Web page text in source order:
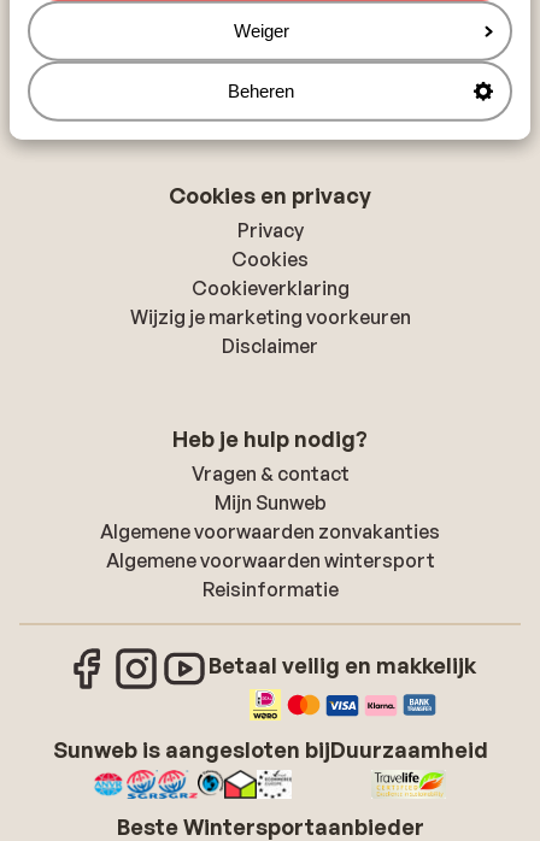
Weiger
Beheren
Vacatures
Toegankelijkheidsverklaring
Cookies en privacy
Privacy
Cookies
Cookieverklaring
Wijzig je marketing voorkeuren
Disclaimer
Heb je hulp nodig?
Vragen & contact
Mijn Sunweb
Algemene voorwaarden zonvakanties
Algemene voorwaarden wintersport
Reisinformatie
Betaal veilig en makkelijk
Sunweb is aangesloten bijDuurzaamheid
Beste Wintersportaanbieder